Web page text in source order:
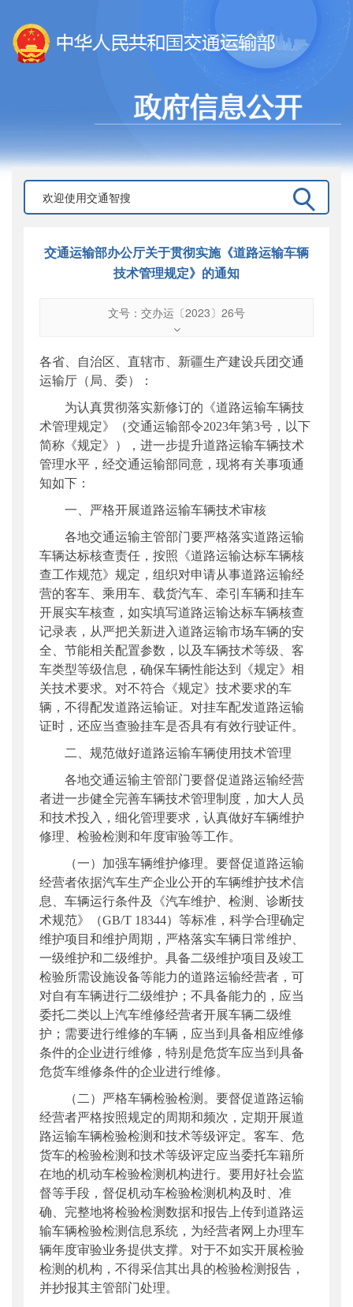
交通运输部办公厅关于贯彻实施《道路运输车辆
技术管理规定》的通知
文号：交办运〔2023〕26号
交办运〔2023〕26号
索引号
公开日期：2023年05月18日
主题词 ：
机构分类：运输服务司
主题分类：
安全质量
公文类型：部办公厅文件
各省、自治区、直辖市、新疆生产建设兵团交通
运输厅（局、委）：
为认真贯彻落实新修订的《道路运输车辆技
术管理规定》（交通运输部令2023年第3号，以下
简称《规定》），进一步提升道路运输车辆技术
管理水平，经交通运输部同意，现将有关事项通
知如下：
一、严格开展道路运输车辆技术审核
各地交通运输主管部门要严格落实道路运输
车辆达标核查责任，按照《道路运输达标车辆核
查工作规范》规定，组织对申请从事道路运输经
营的客车、乘用车、载货汽车、牵引车辆和挂车
开展实车核查，如实填写道路运输达标车辆核查
记录表，从严把关新进入道路运输市场车辆的安
全、节能相关配置参数，以及车辆技术等级、客
车类型等级信息，确保车辆性能达到《规定》相
关技术要求。对不符合《规定》技术要求的车
辆，不得配发道路运输证。对挂车配发道路运输
证时，还应当查验挂车是否具有有效行驶证件。
二、规范做好道路运输车辆使用技术管理
各地交通运输主管部门要督促道路运输经营
者进一步健全完善车辆技术管理制度，加大人员
和技术投入，细化管理要求，认真做好车辆维护
修理、检验检测和年度审验等工作。
（一）加强车辆维护修理。要督促道路运输
经营者依据汽车生产企业公开的车辆维护技术信
息、车辆运行条件及《汽车维护、检测、诊断技
术规范》（GB/T 18344）等标准，科学合理确定
维护项目和维护周期，严格落实车辆日常维护、
一级维护和二级维护。具备二级维护项目及竣工
检验所需设施设备等能力的道路运输经营者，可
对自有车辆进行二级维护；不具备能力的，应当
委托二类以上汽车维修经营者开展车辆二级维
护；需要进行维修的车辆，应当到具备相应维修
条件的企业进行维修，特别是危货车应当到具备
危货车维修条件的企业进行维修。
（二）严格车辆检验检测。要督促道路运输
经营者严格按照规定的周期和频次，定期开展道
路运输车辆检验检测和技术等级评定。客车、危
货车的检验检测和技术等级评定应当委托车籍所
在地的机动车检验检测机构进行。要用好社会监
督等手段，督促机动车检验检测机构及时、准
确、完整地将检验检测数据和报告上传到道路运
输车辆检验检测信息系统，为经营者网上办理车
辆年度审验业务提供支撑。对于不如实开展检验
检测的机构，不得采信其出具的检验检测报告，
并抄报其主管部门处理。